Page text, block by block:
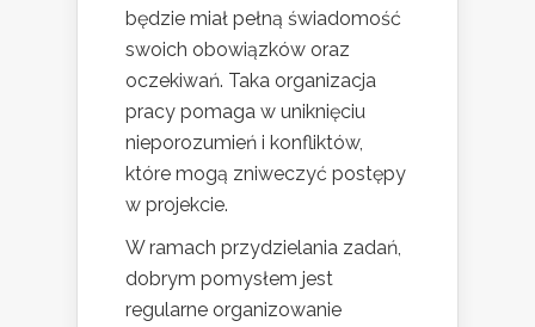
będzie miał pełną świadomość
swoich obowiązków oraz
oczekiwań. Taka organizacja
pracy pomaga w uniknięciu
nieporozumień i konfliktów,
które mogą zniweczyć postępy
w projekcie.
W ramach przydzielania zadań,
dobrym pomysłem jest
regularne organizowanie